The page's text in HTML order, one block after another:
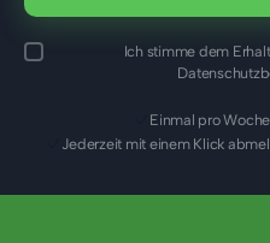
Ich stimme dem
Einmal pro
Jederzeit mit einem Klick